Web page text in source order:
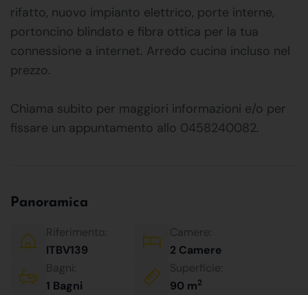
rifatto, nuovo impianto elettrico, porte interne,
portoncino blindato e fibra ottica per la tua
connessione a internet. Arredo cucina incluso nel
prezzo.
Chiama subito per maggiori informazioni e/o per
fissare un appuntamento allo 0458240082.
Panoramica
Riferimento:
ITBV139
Camere:
2 Camere
Bagni:
1 Bagni
Superficie:
90 m2